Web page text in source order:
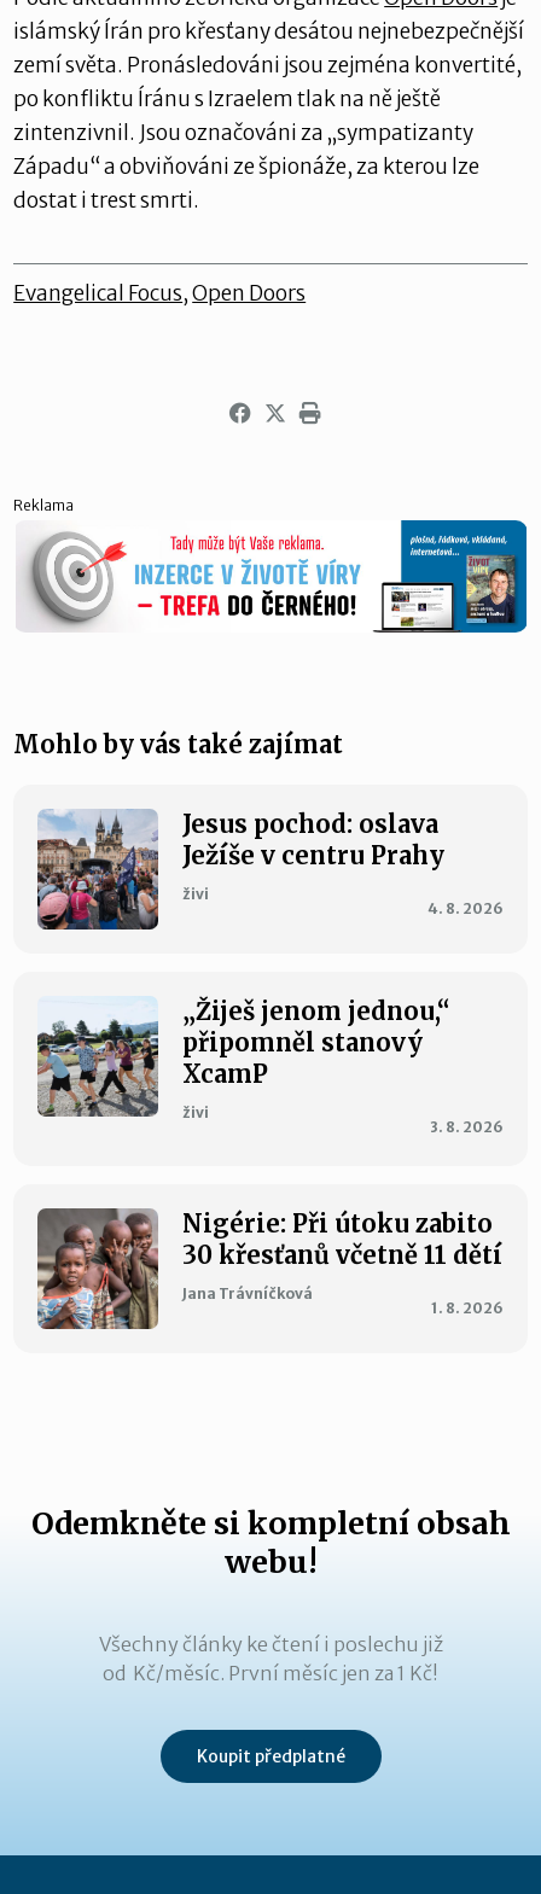
islámský Írán pro křesťany desátou nejnebezpečnější
zemí světa. Pronásledováni jsou zejména konvertité,
po konfliktu Íránu s Izraelem tlak na ně ještě
zintenzivnil. Jsou označováni za „sympatizanty
Západu“ a obviňováni ze špionáže, za kterou lze
dostat i trest smrti.
Evangelical Focus,Open Doors
Reklama
Mohlo by vás také zajímat
Jesus pochod: oslava
Ježíše v centru Prahy
živi
4. 8. 2026
„Žiješ jenom jednou,“
připomněl stanový
XcamP
živi
3. 8. 2026
Nigérie: Při útoku zabito
30 křesťanů včetně 11 dětí
Jana Trávníčková
1. 8. 2026
Odemkněte si kompletní obsah
webu!
Všechny články ke čtení i poslechu již
od Kč/měsíc. První měsíc jen za 1 Kč!
Koupit předplatné